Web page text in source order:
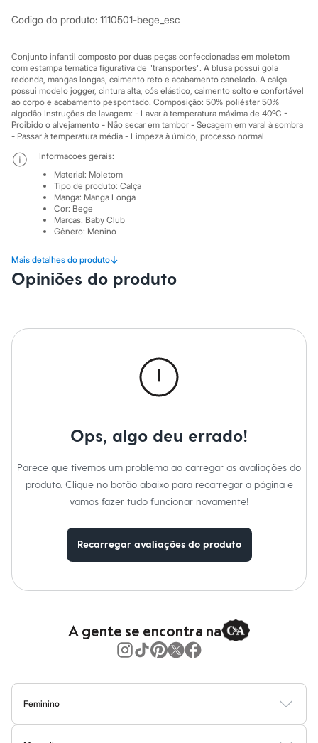
Sandálias
Marcas
City
Clock House
Mindset
Sawary
Yessica
Moda esportiva
Acessórios
Blusas
Calçados
Leggings
Shorts e Bermudas
Moda íntima
Calcinhas
Meias
Pijamas
Sutiãs e Tops
Maiôs
Saídas de praia
Moda esportiva
Shorts e Saias
Masculino
Em alta
Dia dos Pais
Camisetas e Regatas
Casacos e Jaquetas
Carteiras
Óculos
Relógios
Calçados
Codigo do produto: 1110501-bege_esc
Conjunto infantil composto por duas peças confeccionadas em moletom
com estampa temática figurativa de "transportes". A blusa possui gola
redonda, mangas longas, caimento reto e acabamento canelado. A calça
possui modelo jogger, cintura alta, cós elástico, caimento solto e confortável
ao corpo e acabamento pespontado. Composição: 50% poliéster 50%
algodão Instruções de lavagem: - Lavar à temperatura máxima de 40ºC -
Proibido o alvejamento - Não secar em tambor - Secagem em varal à sombra
- Passar à temperatura média - Limpeza à úmido, processo normal
Mais detalhes do produto↓
Informacoes gerais:
Material: Moletom
Tipo de produto: Calça
Manga: Manga Longa
Cor: Bege
Marcas: Baby Club
Gênero: Menino
Opiniões do produto
Ops, algo deu errado!
Parece que tivemos um problema ao carregar as avaliações do
produto. Clique no botão abaixo para recarregar a página e
vamos fazer tudo funcionar novamente!
Recarregar avaliações do produto
A gente se encontra na
Feminino
BlusasCalçasVestidosSaiasCasacosModa PraiaModa Íntima